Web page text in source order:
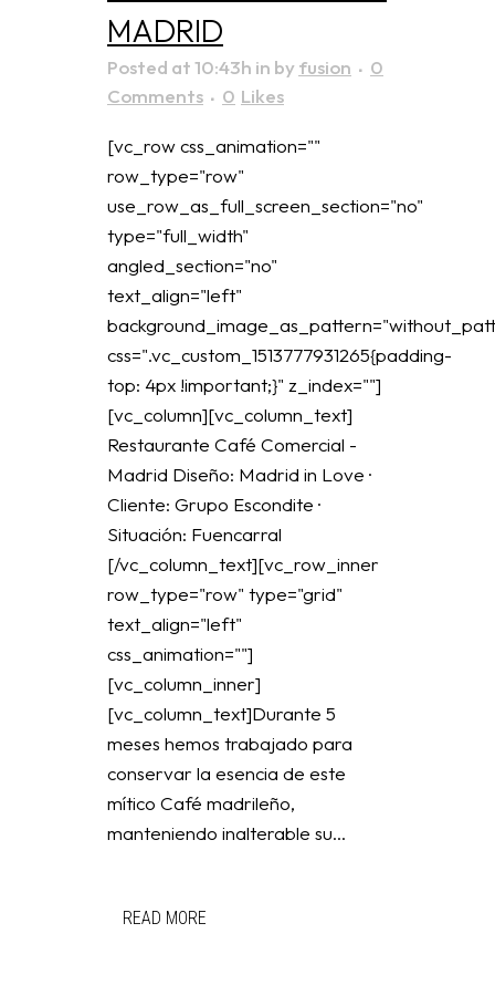
MADRID
Posted at 10:43h in byfusion
0
Comments
0 Likes
[vc_row css_animation=""
row_type="row"
use_row_as_full_screen_section="no"
type="full_width"
angled_section="no"
text_align="left"
css=".vc_custom_1513777931265{padding-
top: 4px !important;}" z_index=""]
[vc_column][vc_column_text]
Restaurante Café Comercial -
Madrid Diseño: Madrid in Love ·
Cliente: Grupo Escondite ·
Situación: Fuencarral
[/vc_column_text][vc_row_inner
row_type="row" type="grid"
text_align="left"
css_animation=""]
[vc_column_inner]
[vc_column_text]Durante 5
meses hemos trabajado para
conservar la esencia de este
mítico Café madrileño,
manteniendo inalterable su...
READ MORE